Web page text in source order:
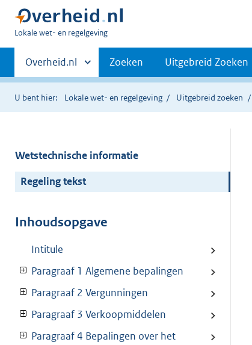
U
hier:
Lokale wet- en regelgeving
Primaire
navigatie
Andere
sites
binnen
Overheid.nl Zoeken Uitgebreid Zoeken
U bent hier: Lokale wet- en regelgeving Uitgebreid zoeken
Wetstechnische informatie
Regeling tekst
Inhoudsopgave
Intitule
Paragraaf 1 Algemene bepalingen
Paragraaf 2 Vergunningen
Paragraaf 3 Verkoopmiddelen
Paragraaf 4 Bepalingen over het